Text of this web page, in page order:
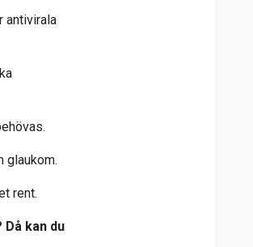
antivirala
glaukom.
rent.
kan du